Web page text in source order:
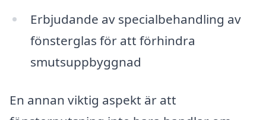
Erbjudande av specialbehandling av
fönsterglas för att förhindra
smutsuppbyggnad
En annan viktig aspekt är att